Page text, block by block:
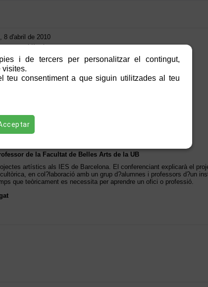
8 d'abril de 2010
en residència
de la Facultat de Belles Arts de la UB
artístics als IES de Barcelona. El conferenciant explicarà el
en col?laboració amb un grup d?alumnes i professors d?un
que teòricament es necessita per aprendre un ofici o professió.
i de tercers per personalitzar el contingut,
visites.
teu consentiment a que siguin utilitzades al teu